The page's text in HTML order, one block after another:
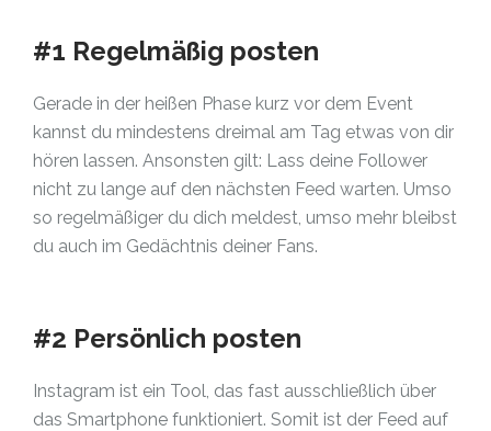
#1 Regelmäßig posten
Gerade in der heißen Phase kurz vor dem Event
kannst du mindestens dreimal am Tag etwas von dir
hören lassen. Ansonsten gilt: Lass deine Follower
nicht zu lange auf den nächsten Feed warten. Umso
so regelmäßiger du dich meldest, umso mehr bleibst
du auch im Gedächtnis deiner Fans.
#2 Persönlich posten
Instagram ist ein Tool, das fast ausschließlich über
das Smartphone funktioniert. Somit ist der Feed auf